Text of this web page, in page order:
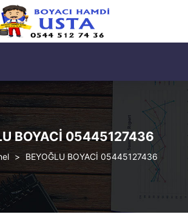
BOYACİ 05445127436
> BEYOĞLU BOYACİ 05445127436